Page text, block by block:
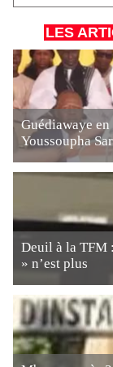
LES
Guédiawaye
Youssoupha
Deuil à la TFM
» n’est plus